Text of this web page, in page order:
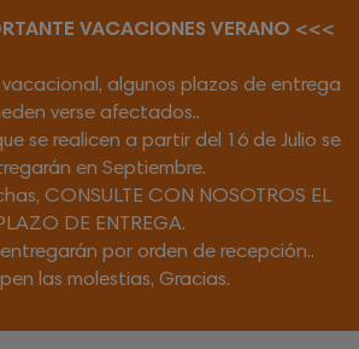
VACACIONES VERANO <<<
algunos plazos de entrega
verse afectados..
se realicen a partir del 16 de Julio se
en Septiembre.
CONSULTE CON NOSOTROS EL
DE ENTREGA.
por orden de recepción..
las molestias, Gracias.